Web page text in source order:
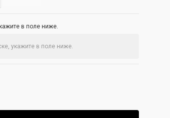
в поле ниже.